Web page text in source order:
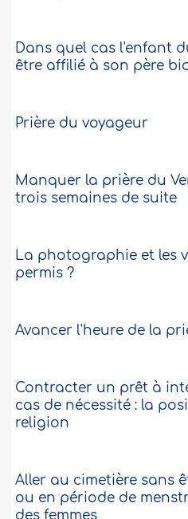
Dans quel cas l'enfant
être affilié à son père
Prière du voyageur
Manquer la prière du
trois semaines de suite
La photographie et les
permis ?
Avancer l'heure de la
Contracter un prêt à
cas de nécessité : la
religion
Aller au cimetière sans
ou en période de
des femmes